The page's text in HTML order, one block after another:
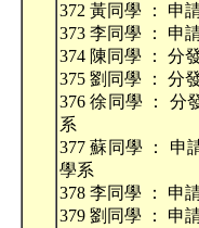
372 黃同學 ： 申
373 李同學 ： 申
374 陳同學 ： 分
375 劉同學 ： 分
376 徐同學 ： 分
系
377 蘇同學 ： 申
學系
378 李同學 ： 申
379 劉同學 ： 申